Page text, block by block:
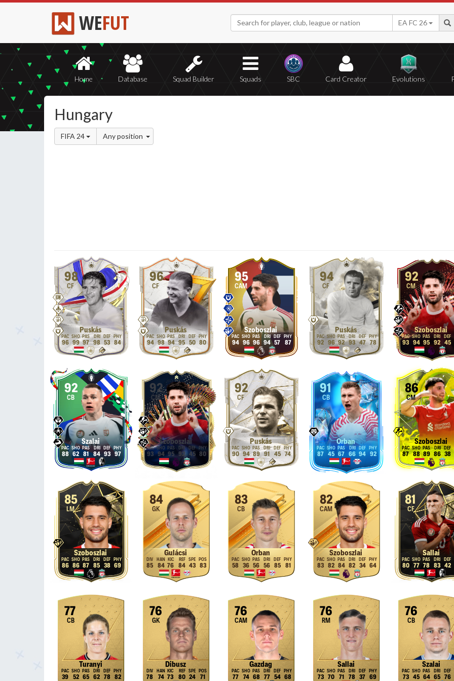
WEFUT EA FC 26
Home Database Squad Builder Squads SBC Card Creator Evolutions
Hungary
FIFA 24 Any position
98
CF
Puskás
96 99 97 98 53 84
96
CF
Puskás
94 98 94 95 50 80
95
CAM
Szoboszlai
94 96 96 94 57 87
94
CF
Puskás
92 96 92 93 47 78
92
CM
Szoboszlai
93 94 95 92 45
92
CB
Szalai
88 62 81 84 93 97
92
CM
Szoboszlai
93 94 95 92 45 80
92
CF
Puskás
90 94 89 91 45 74
91
CB
Orban
87 45 67 66 94 92
86
CM
Szoboszlai
87 88 89 86 38
85
LM
Szoboszlai
86 86 87 85 38 69
84
GK
Gulácsi
85 84 76 84 43 83
83
CB
Orban
58 36 56 56 85 81
82
CAM
Szoboszlai
83 82 84 82 34 64
81
CF
Sallai
80 77 78 83 42
77
CB
Turanyi
39 52 65 62 78 82
76
GK
Dibusz
78 74 73 80 24 71
76
CAM
Gazdag
77 74 68 77 54 68
76
RM
Sallai
73 70 71 78 37 69
76
CB
Szalai
73 45 64 65 76